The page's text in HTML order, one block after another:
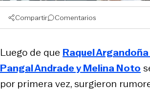
Compartir Comentarios
Luego de que Raquel Argandoña
Pangal Andrade y Melina Noto
por primera vez, surgieron